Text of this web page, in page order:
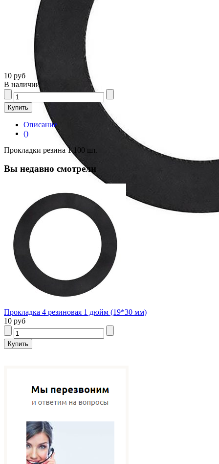
10 руб
В наличии
Описание
()
Прокладки резина 1 100 шт.
Вы недавно смотрели
Прокладка 4 резиновая 1 дюйм (19*30 мм)
10 руб